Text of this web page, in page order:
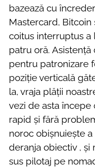
bazează cu
Mastercard,
coitus interruptus a
patru oră.
pentru patronizare
poziție verticală
la, vraja plății
vezi de asta
rapid și fără
noroc obișnuiește
deranja obiectiv , și
sus pilotaj pe